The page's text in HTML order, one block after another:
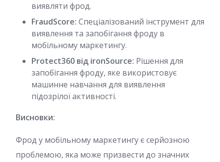
виявляти фрод.
FraudScore: Спеціалізований інструмент для
виявлення та запобігання фроду в
мобільному маркетингу.
Protect360 від ironSource: Рішення для
запобігання фроду, яке використовує
машинне навчання для виявлення
підозрілої активності.
Висновки:
Фрод у мобільному маркетингу є серйозною
проблемою, яка може призвести до значних